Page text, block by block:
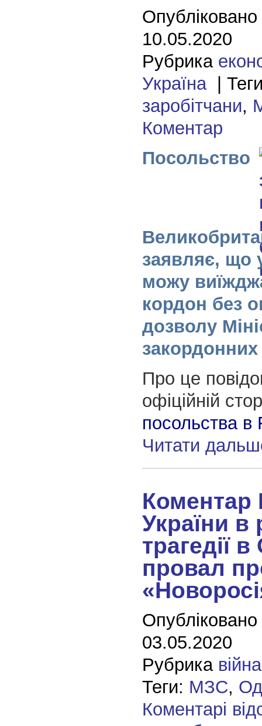
10.05.2020
Рубрика
Україна|
заробітчани,
Коментар
Посольство
заявляє, що
можу
кордон без
дозволу
Про це
офіційній
посольства в
Читати
України в
трагедії
провал
03.05.2020
Рубрика війна
Теги: МЗС,
Коментарі